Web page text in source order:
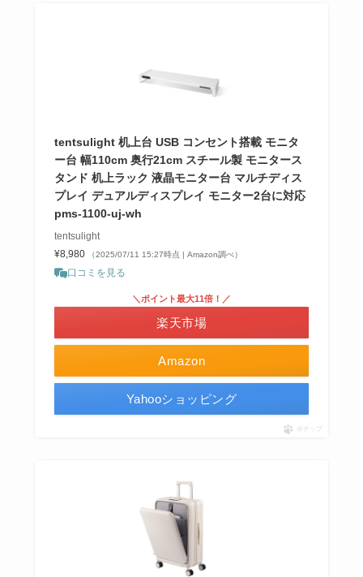
tentsulight 机上台 USB コンセント搭載 モニタ
ー台 幅110cm 奥行21cm スチール製 モニタース
タンド 机上ラック 液晶モニター台 マルチディス
プレイ デュアルディスプレイ モニター2台に対応
pms-1100-uj-wh
tentsulight
¥8,980
（2025/07/11 15:27時点 | Amazon調べ）
口コミを見る
Amazon
＼ポイント最大11倍！／
楽天市場
Yahooショッピング
ポチップ